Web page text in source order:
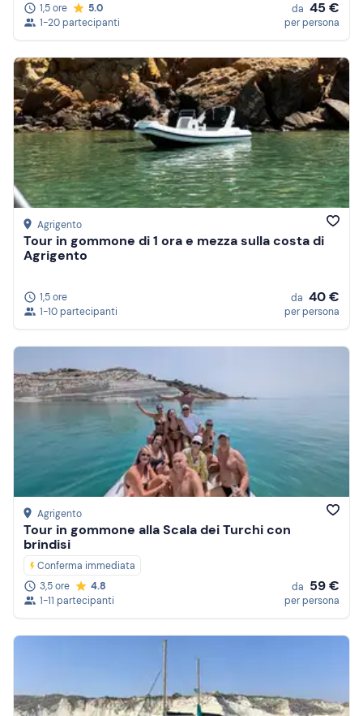
1,5 ore
5.0
1-20 partecipanti
da 45 €
per persona
Agrigento
Tour in gommone di 1 ora e mezza sulla costa di
Agrigento
1,5 ore
1-10 partecipanti
da 40 €
per persona
Agrigento
Tour in gommone alla Scala dei Turchi con
brindisi
Conferma immediata
3,5 ore
4.8
1-11 partecipanti
da 59 €
per persona